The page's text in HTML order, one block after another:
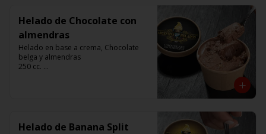
Helado de Chocolate con
almendras
Helado en base a crema, Chocolate
belga y almendras
250 cc.
Helado de Banana Split